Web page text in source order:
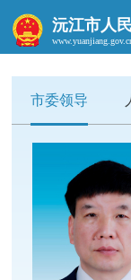
沅江市人
市委领导